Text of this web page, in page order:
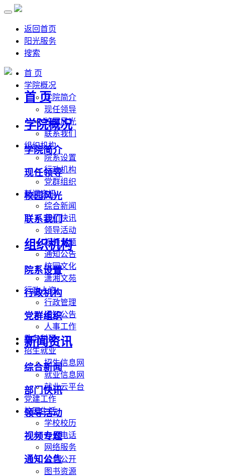
返回首页
阳光服务
搜索
首 页
学院概况
学院简介
现任领导
校园风光
联系我们
组织机构
院系设置
行政机构
党群组织
新闻资讯
综合新闻
部门快讯
领导活动
视频专题
通知公告
校园文化
潇湘文苑
行政人资
行政管理
通知公告
人事工作
教务科研
招生就业
招生信息网
就业信息网
就业云平台
党建工作
校园生活
学校校历
办公电话
网络服务
信息公开
图书资源
首 页
学院概况
学院简介
现任领导
校园风光
联系我们
组织机构
院系设置
行政机构
党群组织
新闻资讯
综合新闻
部门快讯
领导活动
视频专题
通知公告